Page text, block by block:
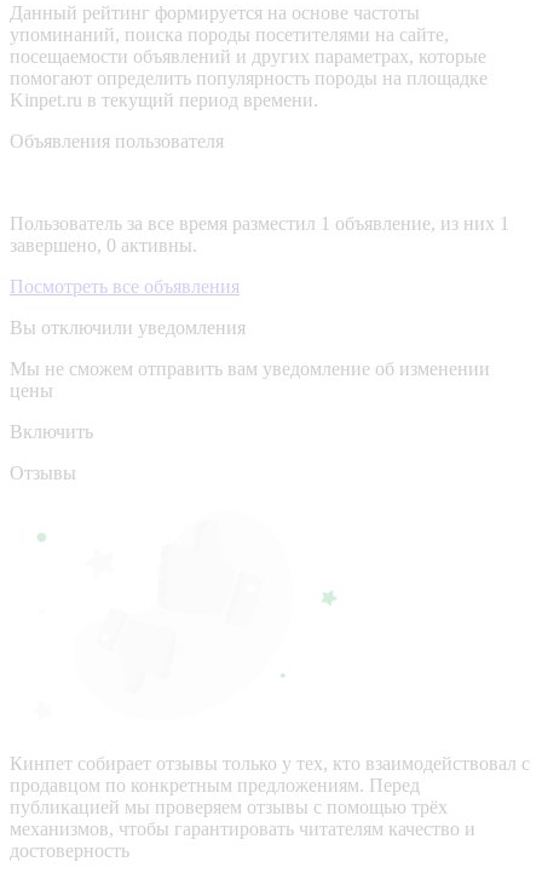
Данный рейтинг формируется на основе частоты
упоминаний, поиска породы посетителями на сайте,
посещаемости объявлений и других параметрах, которые
помогают определить популярность породы на площадке
Kinpet.ru в текущий период времени.
Объявления пользователя
Пользователь за все время разместил 1 объявление, из них 1
завершено, 0 активны.
Посмотреть все объявления
Вы отключили уведомления
Мы не сможем отправить вам уведомление об изменении
цены
Включить
Отзывы
Кинпет собирает отзывы только у тех, кто взаимодействовал с
продавцом по конкретным предложениям. Перед
публикацией мы проверяем отзывы с помощью трёх
механизмов, чтобы гарантировать читателям качество и
достоверность